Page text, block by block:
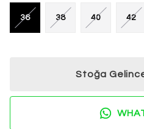
36 38 40 42
Stoğa